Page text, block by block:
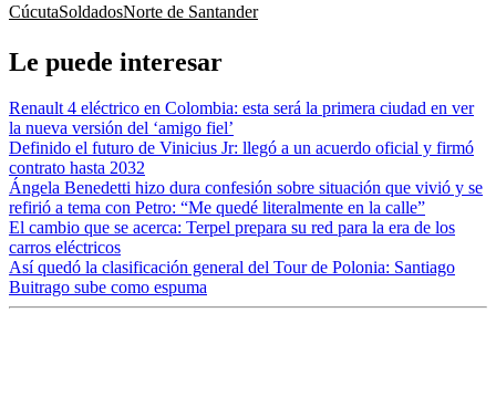
CúcutaSoldadosNorte de Santander
Le puede interesar
Renault 4 eléctrico en Colombia: esta será la primera ciudad en ver
la nueva versión del ‘amigo fiel’
Definido el futuro de Vinicius Jr: llegó a un acuerdo oficial y firmó
contrato hasta 2032
Ángela Benedetti hizo dura confesión sobre situación que vivió y se
refirió a tema con Petro: “Me quedé literalmente en la calle”
El cambio que se acerca: Terpel prepara su red para la era de los
carros eléctricos
Así quedó la clasificación general del Tour de Polonia: Santiago
Buitrago sube como espuma